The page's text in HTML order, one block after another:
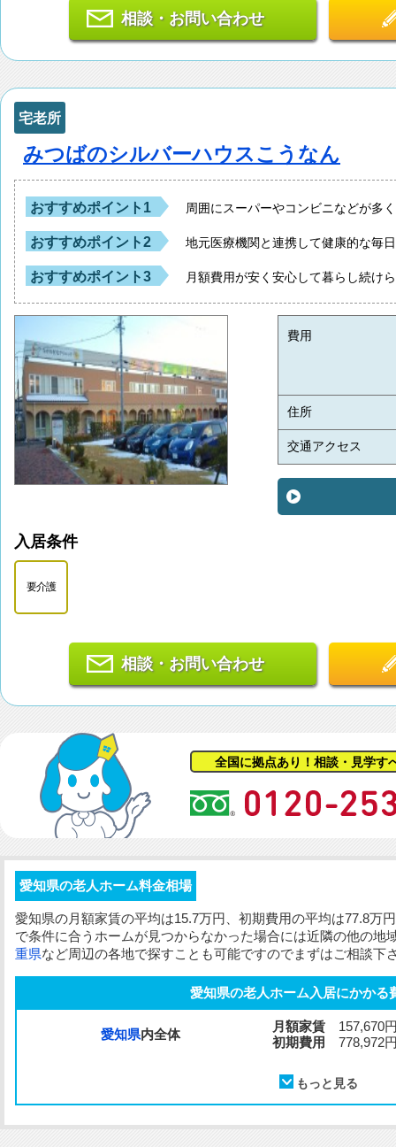
相談・お問い合わせ
宅老所
みつばのシルバーハウスこうなん
おすすめポイント1 周囲にスーパーやコンビニなどが多
おすすめポイント2 地元医療機関と連携して健康的な毎
おすすめポイント3 月額費用が安く安心して暮らし続け
費用
住所
交通アクセス
入居条件
要介護
相談・お問い合わせ
全国に拠点あり！相談・見学す
愛知県の老人ホーム料金相場
愛知県の月額家賃の平均は15.7万円、 初期費用の平均は77.8万
で条件に合うホームが見つからなかった場合には近隣の他の地
重県など周辺の各地で探すことも可能ですのでまずはご相談下
愛知県の老人ホーム入居にかかる
愛知県内全体
月額家賃 157,670
初期費用
778,972